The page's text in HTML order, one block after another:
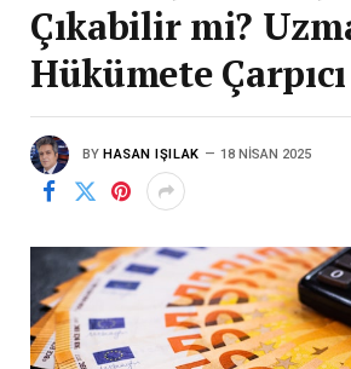
Çıkabilir mi?
Hükümete
BY HASAN IŞILAK 18 NISAN 2025